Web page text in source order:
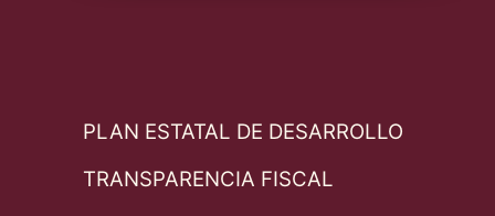
PLAN ESTATAL DE DESARROLLO
TRANSPARENCIA FISCAL